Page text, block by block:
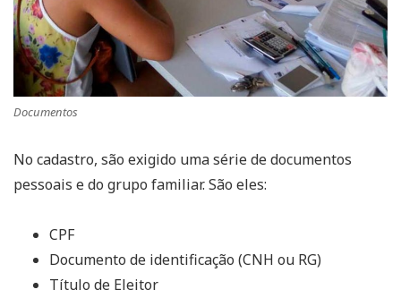
Documentos
No cadastro, são exigido uma série de documentos
pessoais e do grupo familiar. São eles:
CPF
Documento de identificação (CNH ou RG)
Título de Eleitor